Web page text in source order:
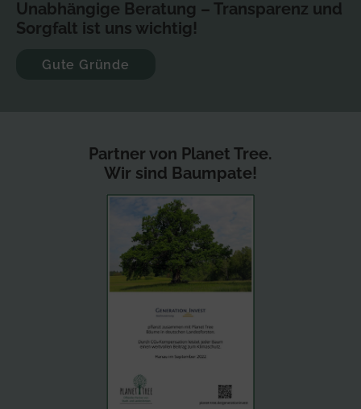
Unabhängige Beratung – Transparenz und
Sorgfalt ist uns wichtig!
Gute Gründe
Partner von Planet Tree.
Wir sind Baumpate!